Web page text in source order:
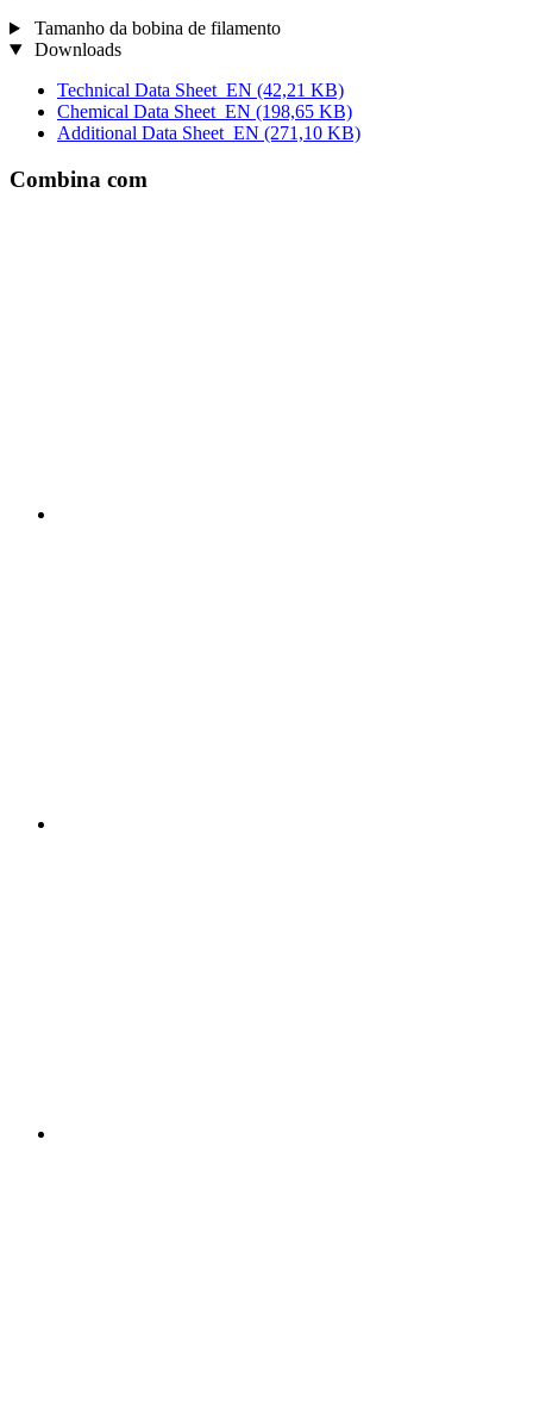
Tamanho da bobina de filamento
Downloads
Technical Data Sheet_EN (42,21 KB)
Chemical Data Sheet_EN (198,65 KB)
Additional Data Sheet_EN (271,10 KB)
Combina com